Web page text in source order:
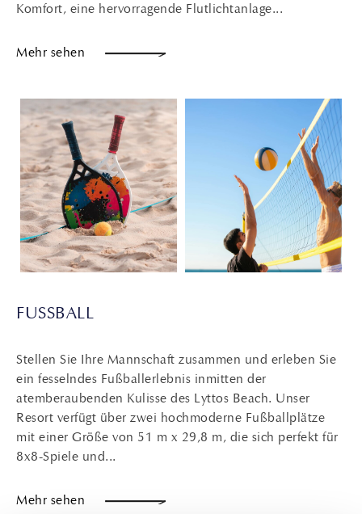
Komfort, eine hervorragende Flutlichtanlage...
Mehr sehen
FUSSBALL
Stellen Sie Ihre Mannschaft zusammen und erleben Sie
ein fesselndes Fußballerlebnis inmitten der
atemberaubenden Kulisse des Lyttos Beach. Unser
Resort verfügt über zwei hochmoderne Fußballplätze
mit einer Größe von 51 m x 29,8 m, die sich perfekt für
8x8-Spiele und...
Mehr sehen